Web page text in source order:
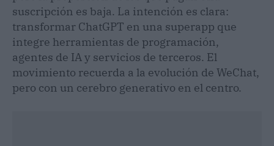
suscripción es baja. La intención es clara:
transformar ChatGPT en una superapp que
integre herramientas de programación,
agentes de IA y servicios de terceros. El
movimiento recuerda a la evolución de WeChat,
pero con un cerebro generativo en el centro.